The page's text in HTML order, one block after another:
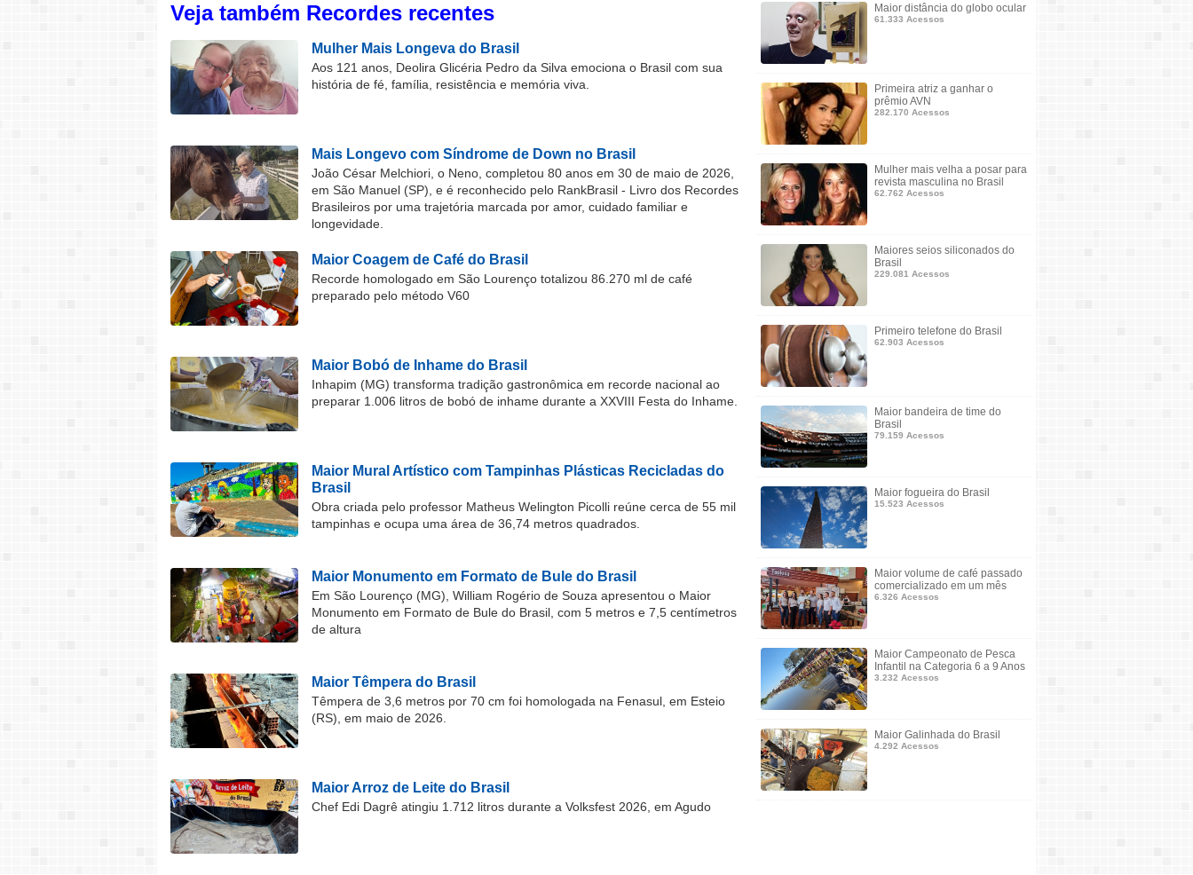
Veja também Recordes recentes
Mulher Mais Longeva do Brasil
Aos 121 anos, Deolira Glicéria Pedro da Silva emociona o Brasil com sua
história de fé, família, resistência e memória viva.
Mais Longevo com Síndrome de Down no Brasil
João César Melchiori, o Neno, completou 80 anos em 30 de maio de 2026,
em São Manuel (SP), e é reconhecido pelo RankBrasil - Livro dos Recordes
Brasileiros por uma trajetória marcada por amor, cuidado familiar e
longevidade.
Maior Coagem de Café do Brasil
Recorde homologado em São Lourenço totalizou 86.270 ml de café
preparado pelo método V60
Maior Bobó de Inhame do Brasil
Inhapim (MG) transforma tradição gastronômica em recorde nacional ao
preparar 1.006 litros de bobó de inhame durante a XXVIII Festa do Inhame.
Maior Mural Artístico com Tampinhas Plásticas Recicladas do
Brasil
Obra criada pelo professor Matheus Welington Picolli reúne cerca de 55 mil
tampinhas e ocupa uma área de 36,74 metros quadrados.
Maior Monumento em Formato de Bule do Brasil
Em São Lourenço (MG), William Rogério de Souza apresentou o Maior
Monumento em Formato de Bule do Brasil, com 5 metros e 7,5 centímetros
de altura
Maior Têmpera do Brasil
Têmpera de 3,6 metros por 70 cm foi homologada na Fenasul, em Esteio
(RS), em maio de 2026.
Maior Arroz de Leite do Brasil
Chef Edi Dagrê atingiu 1.712 litros durante a Volksfest 2026, em Agudo
Maior distância do globo ocular
61.333 Acessos
Primeira atriz a ganhar o
prêmio AVN
282.170 Acessos
Mulher mais velha a posar para
revista masculina no Brasil
62.762 Acessos
Maiores seios siliconados do
Brasil
229.081 Acessos
Primeiro telefone do Brasil
62.903 Acessos
Maior bandeira de time do
Brasil
79.159 Acessos
Maior fogueira do Brasil
15.523 Acessos
Maior volume de café passado
comercializado em um mês
6.326 Acessos
Maior Campeonato de Pesca
Infantil na Categoria 6 a 9 Anos
3.232 Acessos
Maior Galinhada do Brasil
4.292 Acessos